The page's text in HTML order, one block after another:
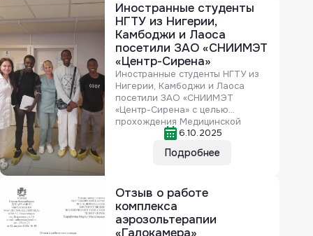
Иностранные студенты
НГТУ из Нигерии,
Камбоджи и Лаоса
посетили ЗАО «СНИИМЭТ
«Центр-Сирена»
Иностранные студенты НГТУ из
Нигерии, Камбоджи и Лаоса
посетили ЗАО «СНИИМЭТ
«Центр-Сирена» с целью
прохождения Медицинской
комиссии для иностранных
«ВИЧ-сертификата»). Услуга с 1
учреждениями.
Подробнее
6.10.2025
Отзыв о работе
комплекса
аэрозольтерапии
«Галокамера»